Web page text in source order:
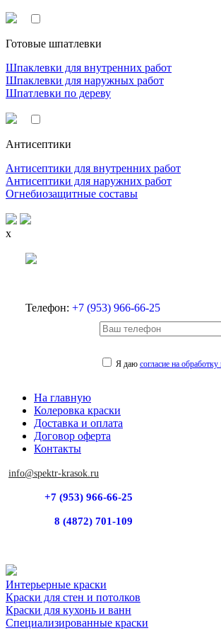
Готовые шпатлевки
Шпаклевки для внутренних работ
Шпаклевки для наружных работ
Шпатлевки по дереву
Антисептики
Антисептики для внутренних работ
Антисептики для наружних работ
Огнебиозащитные составы
x
Телефон: +7 (953) 966-66-25
Я даю согласие на
На главную
Колеровка краски
Доставка и оплата
Договор оферта
Контакты
info@spektr-krasok.ru
+7 (953) 966-66-25
8 (4872) 701-109
Интерьерные краски
Краски для стен и потолков
Краски для кухонь и ванн
Специализированные краски